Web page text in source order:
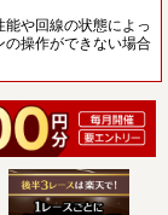
能や回線の状態によっ
の操作ができない場合